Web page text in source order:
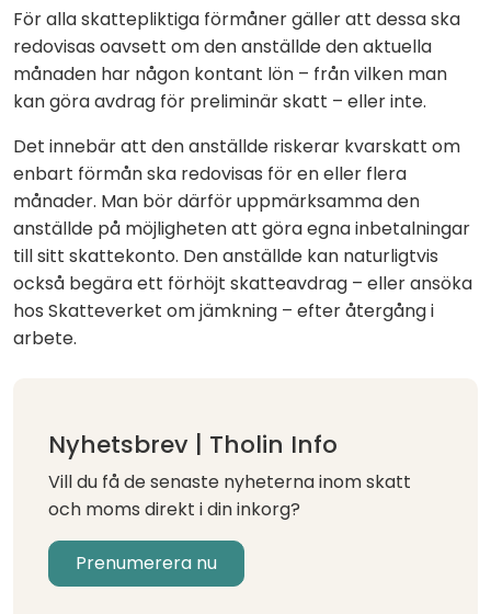
För alla skattepliktiga förmåner gäller att dessa ska
redovisas oavsett om den anställde den aktuella
månaden har någon kontant lön – från vilken man
kan göra avdrag för preliminär skatt – eller inte.
Det innebär att den anställde riskerar kvarskatt om
enbart förmån ska redovisas för en eller flera
månader. Man bör därför uppmärksamma den
anställde på möjligheten att göra egna inbetalningar
till sitt skattekonto. Den anställde kan naturligtvis
också begära ett förhöjt skatteavdrag – eller ansöka
hos Skatteverket om jämkning – efter återgång i
arbete.
Nyhetsbrev | Tholin Info
Vill du få de senaste nyheterna inom skatt
och moms direkt i din inkorg?
Prenumerera nu